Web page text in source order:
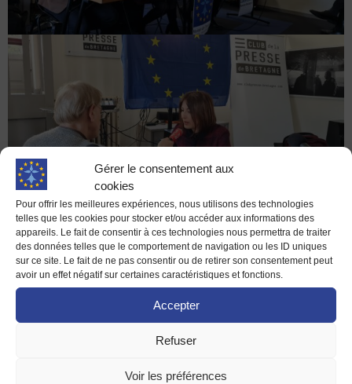
Gérer le consentement aux
cookies
Pour offrir les meilleures expériences, nous utilisons des technologies
telles que les cookies pour stocker et/ou accéder aux informations des
appareils. Le fait de consentir à ces technologies nous permettra de traiter
des données telles que le comportement de navigation ou les ID uniques
sur ce site. Le fait de ne pas consentir ou de retirer son consentement peut
avoir un effet négatif sur certaines caractéristiques et fonctions.
Accepter
Refuser
Voir les préférences